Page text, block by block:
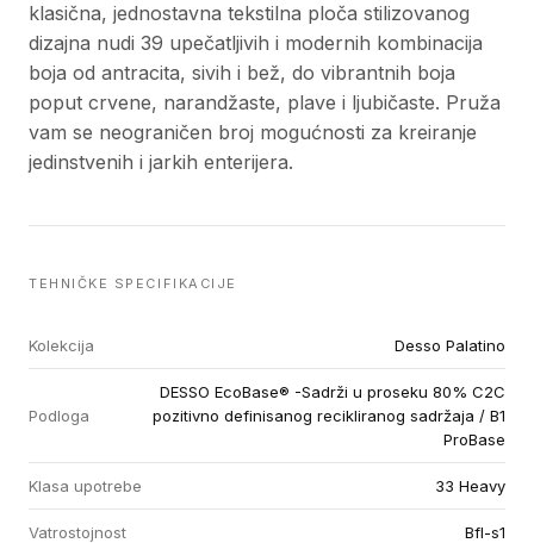
klasična, jednostavna tekstilna ploča stilizovanog
dizajna nudi 39 upečatljivih i modernih kombinacija
boja od antracita, sivih i bež, do vibrantnih boja
poput crvene, narandžaste, plave i ljubičaste. Pruža
vam se neograničen broj mogućnosti za kreiranje
jedinstvenih i jarkih enterijera.
TEHNIČKE SPECIFIKACIJE
Kolekcija Desso Palatino
Podloga
DESSO EcoBase® -Sadrži u proseku 80% C2C
pozitivno definisanog recikliranog sadržaja / B1
ProBase
Klasa upotrebe 33 Heavy
Vatrostojnost Bfl-s1